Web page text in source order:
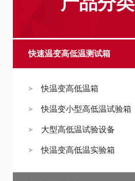
快速温变高低温测试箱
快温变高低温箱
快温变小型高低温试验箱
大型高低温试验设备
快温变高低温实验箱